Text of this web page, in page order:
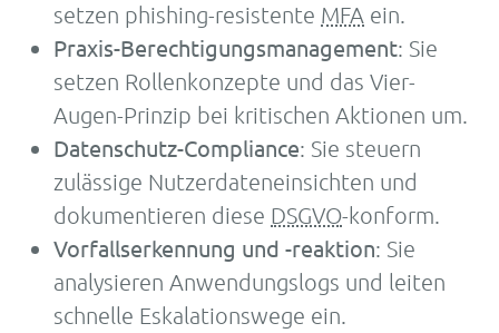
setzen phishing-resistente MFA ein.
Praxis-Berechtigungsmanagement: Sie
setzen Rollenkonzepte und das Vier-
Augen-Prinzip bei kritischen Aktionen um.
Datenschutz-Compliance: Sie steuern
zulässige Nutzerdateneinsichten und
dokumentieren diese DSGVO-konform.
Vorfallserkennung und -reaktion: Sie
analysieren Anwendungslogs und leiten
schnelle Eskalationswege ein.